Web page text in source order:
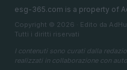
esg-365.com is a property of
Copyright © 2026 · Edito da
Tutti i diritti riservati
I contenuti sono curati dalla
realizzati in collaborazione con